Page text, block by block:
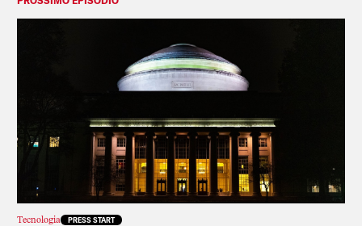
Tecnologia PRESS START